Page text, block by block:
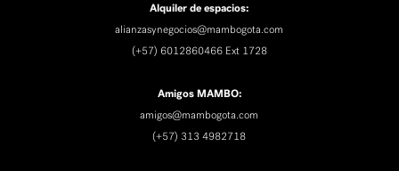
Alquiler de espacios:
alianzasynegocios@mambogota.com
(+57) 6012860466 Ext 1728
Amigos MAMBO:
amigos@mambogota.com
(+57) 313 4982718